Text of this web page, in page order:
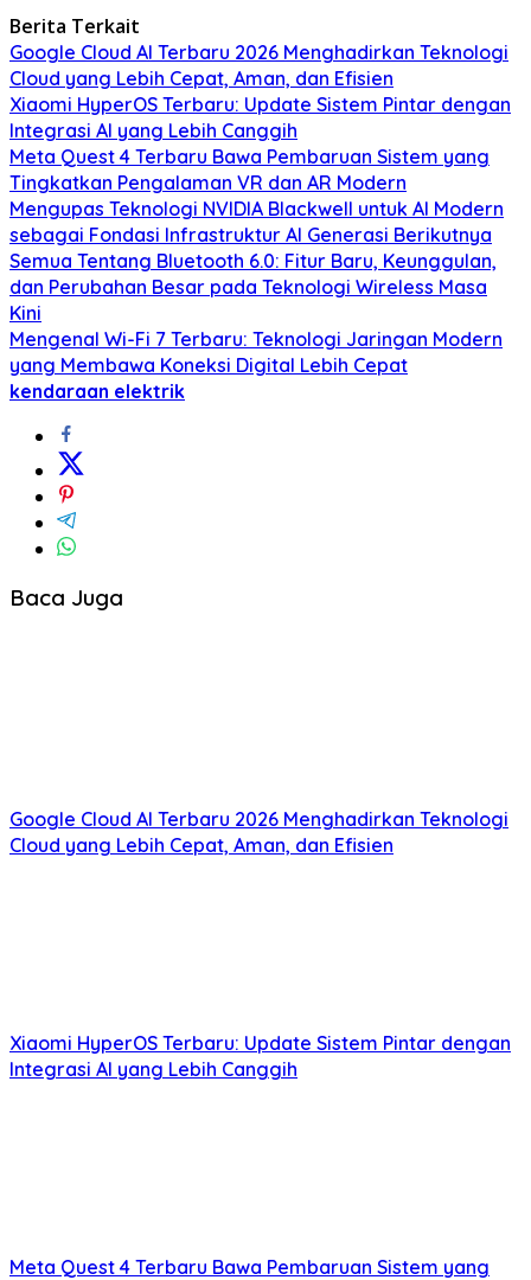
Berita Terkait
Google Cloud AI Terbaru 2026 Menghadirkan Teknologi
Cloud yang Lebih Cepat, Aman, dan Efisien
Xiaomi HyperOS Terbaru: Update Sistem Pintar dengan
Integrasi AI yang Lebih Canggih
Meta Quest 4 Terbaru Bawa Pembaruan Sistem yang
Tingkatkan Pengalaman VR dan AR Modern
Mengupas Teknologi NVIDIA Blackwell untuk AI Modern
sebagai Fondasi Infrastruktur AI Generasi Berikutnya
Semua Tentang Bluetooth 6.0: Fitur Baru, Keunggulan,
dan Perubahan Besar pada Teknologi Wireless Masa
Kini
Mengenal Wi-Fi 7 Terbaru: Teknologi Jaringan Modern
yang Membawa Koneksi Digital Lebih Cepat
kendaraan elektrik
Baca Juga
Google Cloud AI Terbaru 2026 Menghadirkan Teknologi
Cloud yang Lebih Cepat, Aman, dan Efisien
Xiaomi HyperOS Terbaru: Update Sistem Pintar dengan
Integrasi AI yang Lebih Canggih
Meta Quest 4 Terbaru Bawa Pembaruan Sistem yang